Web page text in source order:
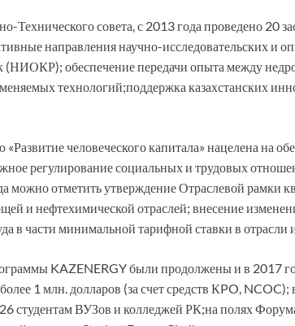
совета, с 2013 года проведено 20
направления научно-исследовательских и
(НИОКР); обеспечение передачи опыта между
технологий;поддержка казахстанских
человеческого капитала» нацелена на
регулирование социальных и трудовых
можно отметить утверждение Отраслевой рамки
и нефтехимической отраслей; внесение
в части минимальной тарифной ставки в отрасли
KAZENERGY были продолжены и в 2017
1 млн. долларов (за счет средств КPO,
студентам ВУЗов и колледжей РК;на полях